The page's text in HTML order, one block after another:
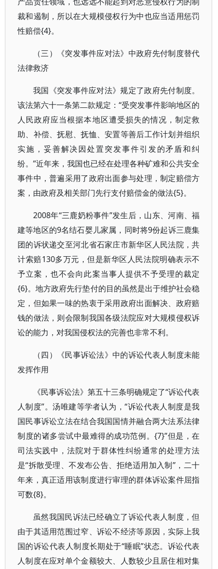
裁和遏制，所以在大规模侵权行为中也应当适用惩罚
性赔偿{4}。
（三）《突发事件应对法》中政府先付制度替代
法律救济
我国《突发事件应对法》规定了政府先付制度。
该法第六十一条第二款规定：“受突发事件影响地区的
人民政府应当根据本地区遭受损失的情况，制定救
助、补偿、抚慰、抚恤、安置等善后工作计划并组织
实施，妥善解决因处置突发事件引发的矛盾和纠
纷。”近年来，我国也已经在处理各种矿难和公共安全
事件中，普遍采用了政府出面参与处理，制定赔偿方
案，由政府及相关部门先行支付赔偿金的做法{5}。
2008年“三鹿奶粉事件”发生后，山东、河南、福
建等地区的9名结石婴儿家属，同时将9份起诉三鹿集
团的诉状递交至河北省石家庄市新华区人民法院，共
计索赔130多万元，但是新华区人民法院明确表示不
予立案，也不会向此案当事人提供不予受理的裁定
{6}。地方政府先行垫付的目的虽然是出于维护社会稳
定，但如果一味的热衷于采用政府出面解决、政府赔
钱的做法，则会限制我国各级法院应对大规模侵权诉
讼的能力，对我国侵权法的完善也非常不利。
（四）《民事诉讼法》中的诉讼代表人制度未能
发挥作用
《民事诉讼法》第五十三条明确规定了“诉讼代表
人制度”。汤唯建等学者认为，“诉讼代表人制度是我
国民事诉讼立法在结合我国国情并融合两大法系法律
制度的诸多尝试中最难得的成功范例。{7}”但是，在
司法实践中，法院对于群体性纠纷通常的处理方法
是“拆散受理、不发布公告、拒绝适用加入制”，二十
年来，真正适用该制度进行审理的群体诉讼案件屈指
可数{8}。
虽然我国民诉法已经确立了诉讼代表人制度，但
由于其适用范围过窄、诉讼不经济等原因，实际上我
国的诉讼代表人制度长期处于“睡眠”状态。诉讼代表
人制度在应对单个金额较大、人数较少且居住相对集